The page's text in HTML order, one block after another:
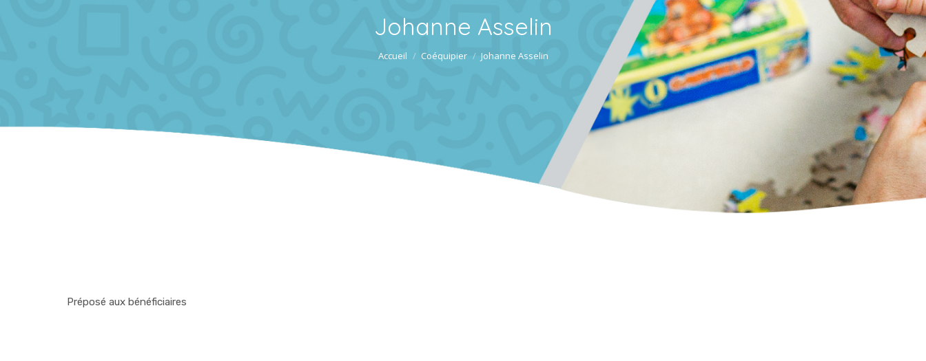
Johanne Asselin
Vous êtes ici :
Accueil Coéquipier Johanne Asselin
Préposé aux bénéficiaires